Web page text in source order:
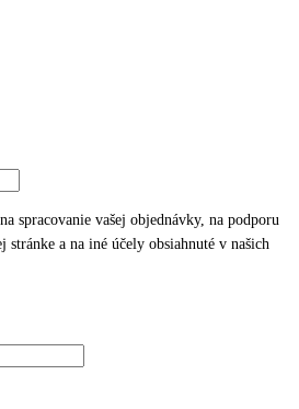
spracovanie vašej objednávky, na podporu
stránke a na iné účely obsiahnuté v našich